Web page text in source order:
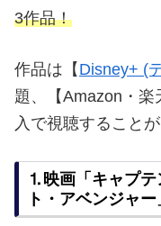
3作品！
作品は【 Disney+ (
題、【Amazon・
入で視聴することが
⒈映画「キャプテ
ト・アベンジャ